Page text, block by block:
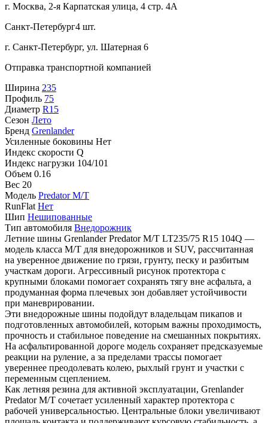
г. Москва, 2-я Карпатская улица, 4 стр. 4А
Санкт-Петербург4 шт.
г. Санкт-Петербург, ул. Шатерная 6
Отправка транспортной компанией
Ширина 235
Профиль 75
Диаметр R15
Сезон Лето
Бренд Grenlander
Усиленные боковины Нет
Индекс скорости Q
Индекс нагрузки 104/101
Объем 0.16
Вес 20
Модель Predator M/T
RunFlat Нет
Шип Нешипованные
Тип автомобиля Внедорожник
Летние шины Grenlander Predator M/T LT235/75 R15 104Q —
модель класса M/T для внедорожников и SUV, рассчитанная
на уверенное движение по грязи, грунту, песку и разбитым
участкам дороги. Агрессивный рисунок протектора с
крупными блоками помогает сохранять тягу вне асфальта, а
продуманная форма плечевых зон добавляет устойчивости
при маневрировании.
Эти внедорожные шины подойдут владельцам пикапов и
подготовленных автомобилей, которым важны проходимость,
прочность и стабильное поведение на смешанных покрытиях.
На асфальтированной дороге модель сохраняет предсказуемые
реакции на руление, а за пределами трассы помогает
увереннее преодолевать колею, рыхлый грунт и участки с
переменным сцеплением.
Как летняя резина для активной эксплуатации, Grenlander
Predator M/T сочетает усиленный характер протектора с
рабочей универсальностью. Центральные блоки увеличивают